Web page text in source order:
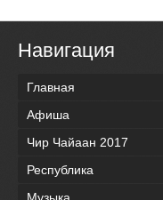
Навигация
Главная
Афиша
Чир Чайаан 2017
Республика